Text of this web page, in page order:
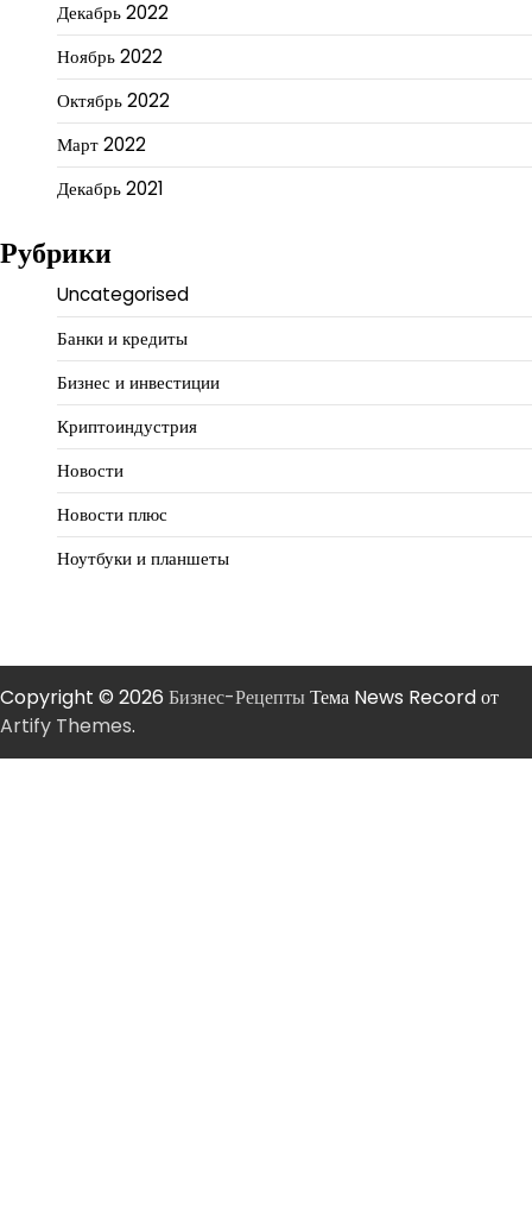
Декабрь 2022
Ноябрь 2022
Октябрь 2022
Март 2022
Декабрь 2021
Рубрики
Uncategorised
Банки и кредиты
Бизнес и инвестиции
Криптоиндустрия
Новости
Новости плюс
Ноутбуки и планшеты
Copyright © 2026 Бизнес-РецептыТема News Record от
Artify Themes.